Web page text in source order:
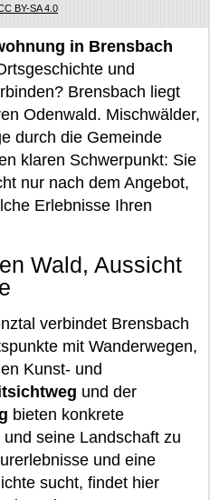
BY-SA 4.0
in Brensbach
und
Brensbach liegt
Odenwald. Mischwälder,
durch die Gemeinde
klaren Schwerpunkt: Sie
nur nach dem Angebot,
Erlebnisse Ihren
Wald, Aussicht
verbindet Brensbach
mit Wanderwegen,
Kunst- und
und der
bieten konkrete
seine Landschaft zu
und eine
sucht, findet hier